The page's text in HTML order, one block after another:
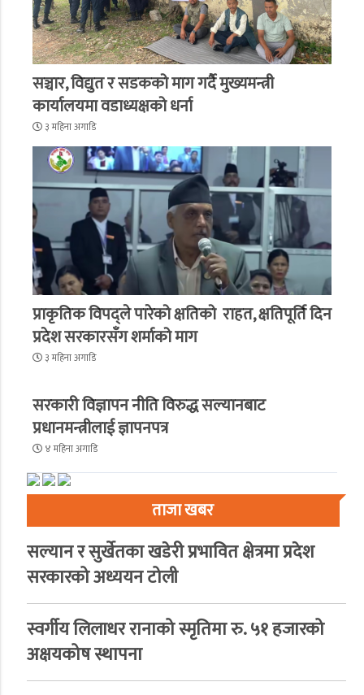
सञ्चार, विद्युत र सडकको माग गर्दै मुख्यमन्त्री
कार्यालयमा वडाध्यक्षको धर्ना
३ महिना अगाडि
प्राकृतिक विपद्ले पारेको क्षतिको राहत, क्षतिपूर्ति दिन
प्रदेश सरकारसँग शर्माको माग
३ महिना अगाडि
सरकारी विज्ञापन नीति विरुद्ध सल्यानबाट
प्रधानमन्त्रीलाई ज्ञापनपत्र
४ महिना अगाडि
ताजा खबर
सल्यान र सुर्खेतका खडेरी प्रभावित क्षेत्रमा प्रदेश
सरकारको अध्ययन टोली
स्वर्गीय लिलाधर रानाको स्मृतिमा रु. ५१ हजारको
अक्षयकोष स्थापना